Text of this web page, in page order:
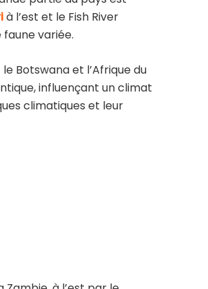
à l’est et le Fish River
variée.
Botswana et l’Afrique du
influençant un climat
climatiques et leur